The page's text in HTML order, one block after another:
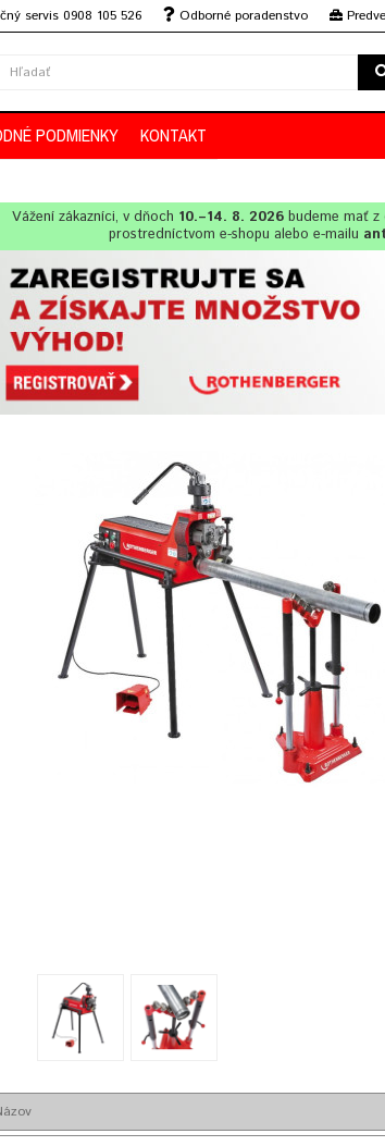
servis 0908 105 526 Odborné poradenstvo
PODMIENKY KONTAKT
Vážení zákazníci, v dňoch 10.–14. 8. 2026 budeme mať
prostredníctvom e-shopu alebo e-mailu